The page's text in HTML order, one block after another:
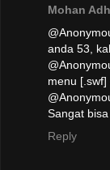
Mohan
anda 53,
menu [.swf]
Sangat
Reply